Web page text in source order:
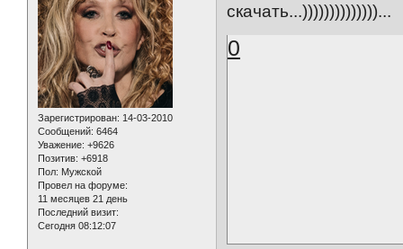
Зарегистрирован: 14-03-2010
Сообщений: 6464
Уважение: +9626
Позитив: +6918
Пол: Мужской
Провел на форуме:
11 месяцев 21 день
Последний визит:
Сегодня 08:12:07
скачать...))))))))))))))...
0